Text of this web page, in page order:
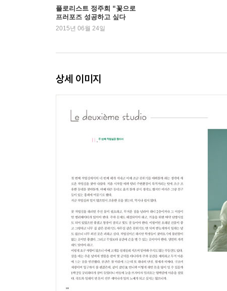
04 크리스마스 쇼핑
05 애벌레의 변신
06 색에 대한 색다른 이야기
***** Beaute et Bonte ***** 크리스마스 피스 모음
제3장 [파리의 꽃] Second Vie
01 파리를 걷는다
02 파리행 비행기
05 향기의 힐링
***** Flower Lesson (3) ***** 투명 유리 베이스
제4장 [마법의 꽃] Fleur Magique
01 프렌치 스타일
02 꽃을 들고 있으면 파리지엔이 다가온다
03 눈이 즐거운 도시
04 파리의 공원
플로리스트 정주희 “꽃으로
프러포즈 성공하고 싶다
면…”
2015년 06월 24일
상세 이미지